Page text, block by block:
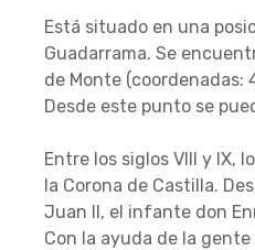
Está situado en una
Guadarrama. Se
de Monte (coordenadas:
Desde este punto se
Entre los siglos VIII y IX,
la Corona de Castilla.
Juan II, el infante don
Con la ayuda de la